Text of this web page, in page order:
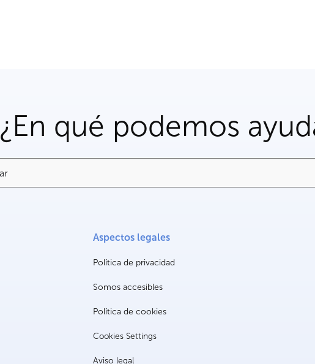
¿En qué podemos
Aspectos legales
Política de privacidad
Somos accesibles
Política de cookies
Cookies Settings
Aviso legal